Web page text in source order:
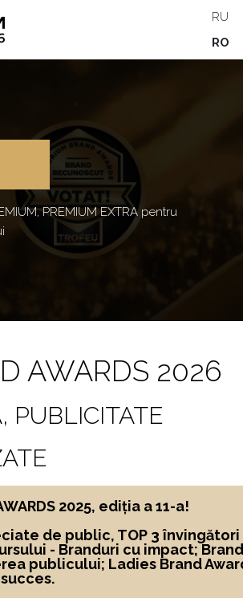
RU
RO
PREMIUM EXTRA pentru
AWARDS 2026
PUBLICITATE
2025, ediția a 11-a!
de public, TOP 3 învingători
- Branduri cu impact;
publicului; Ladies Brand